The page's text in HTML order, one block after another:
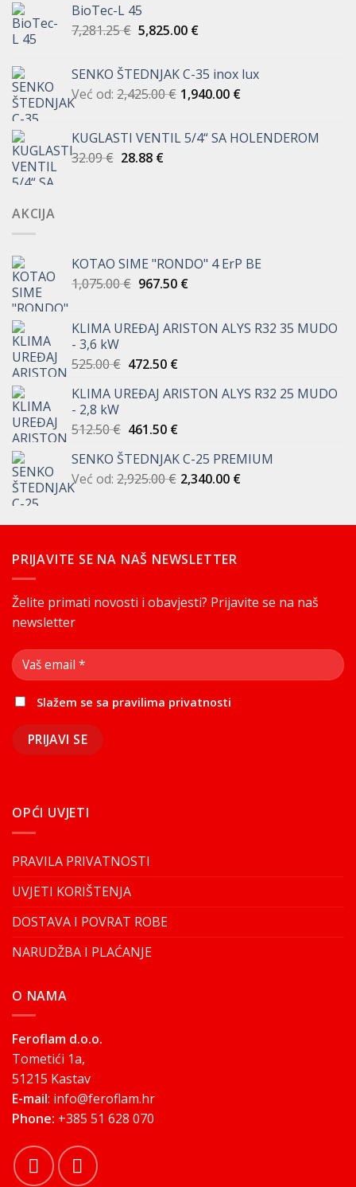
je:
3,693.75 €.
BioTec-L 45
7,281.25€ Izvorna
je:
7,281.25 €.
5,825.00 €Trenutna
5,825.00 €.
SENKO ŠTEDNJAK C-35 inox lux
Već od: 2,425.00€ 1,940.00 €
KUGLASTI VENTIL 5/4“ SA HOLENDEROM
32.09€ Izvorna
28.88 €Trenutna
AKCIJA
KOTAO SIME "RONDO" 4 ErP BE
1,075.00€ Izvorna
je:
967.50 €Trenutna
967.50 €.
KLIMA UREĐAJ ARISTON ALYS R32 35 MUDO
- 3,6 kW
525.00€ Izvorna
bila
525.00 €.
472.50 €Trenutna
je:
KLIMA UREĐAJ ARISTON ALYS R32 25 MUDO
- 2,8 kW
512.50€ Izvorna
bila
je:
461.50 €Trenutna
je:
461.50 €.
SENKO ŠTEDNJAK C-25 PREMIUM
Već od: 2,925.00€ 2,340.00 €
PRIJAVITE SE NA NAŠ NEWSLETTER
Želite primati novosti i obavjesti? Prijavite se na naš
newsletter
Slažem se sa pravilima privatnosti
OPĆI UVJETI
PRAVILA PRIVATNOSTI
UVJETI KORIŠTENJA
DOSTAVA I POVRAT ROBE
NARUDŽBA I PLAĆANJE
O NAMA
Feroflam d.o.o.
Tometići 1a,
51215 Kastav
E-mail: info@feroflam.hr
Phone: +385 51 628 070